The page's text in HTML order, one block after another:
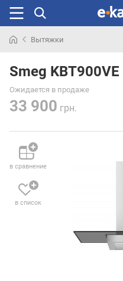
раньше
Вытяжки
Smeg KBT900VE
Ожидается в продаже
33 900 грн.
в сравнение
в список